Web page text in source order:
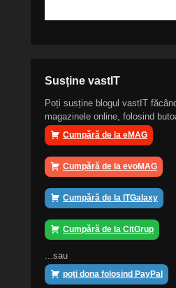
Susține vastIT
Poți susține blogul vastIT
magazinele online, folosind
Cumpără de la eMAG
Cumpără de la evoMAG
Cumpără de la ITGalaxy
Cumpără de la CitGrup
...sau
poți dona folosind PayPal